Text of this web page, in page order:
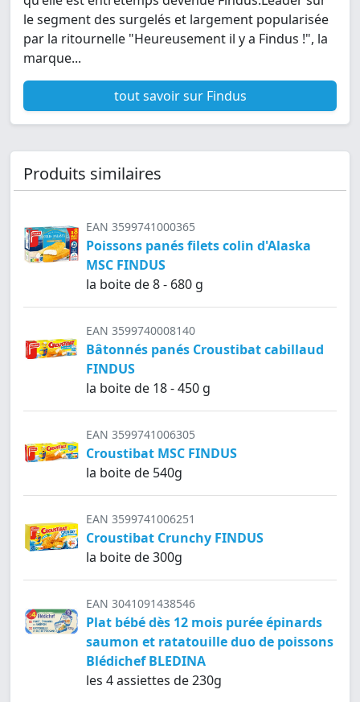
le segment des surgelés et largement popularisée
par la ritournelle "Heureusement il y a Findus !", la
marque...
tout savoir sur Findus
Produits similaires
EAN 3599741000365
Poissons panés filets colin d'Alaska
MSC FINDUS
la boite de 8 - 680 g
EAN 3599740008140
Bâtonnés panés Croustibat cabillaud
FINDUS
la boite de 18 - 450 g
EAN 3599741006305
Croustibat MSC FINDUS
la boite de 540g
EAN 3599741006251
Croustibat Crunchy FINDUS
la boite de 300g
EAN 3041091438546
Plat bébé dès 12 mois purée épinards
saumon et ratatouille duo de poissons
Blédichef BLEDINA
les 4 assiettes de 230g